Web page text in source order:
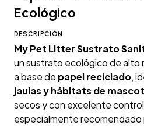
Ecológico
DESCRIPCIÓN
My Pet Litter Sustrato
un sustrato ecológico de alto
a base de papel reciclado,
jaulas y hábitats de
secos y con excelente
especialmente recomendado